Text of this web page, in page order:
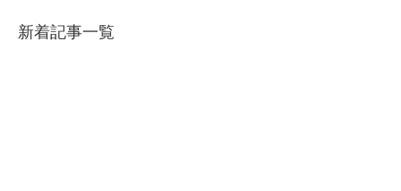
新着記事一覧